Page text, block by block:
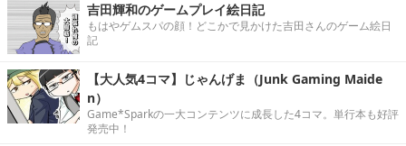
吉田輝和のゲームプレイ絵日記
もはやゲムスパの顔！どこかで見かけた吉田さんのゲーム絵日
記
【大人気4コマ】じゃんげま（Junk Gaming Maide
n）
Game*Sparkの一大コンテンツに成長した4コマ。単行本も好評
発売中！